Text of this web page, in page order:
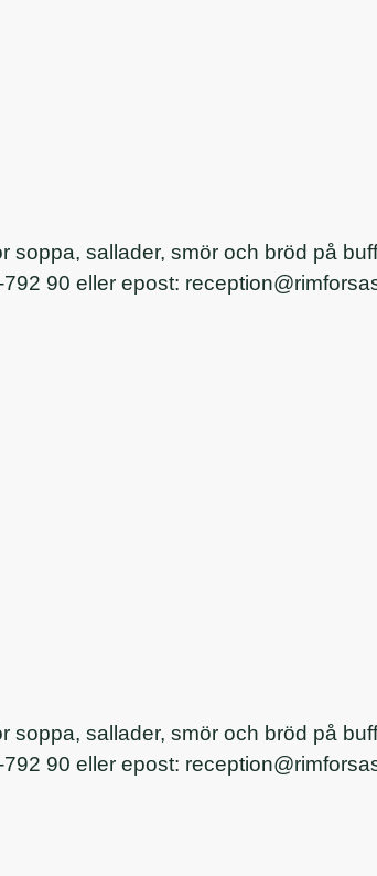
sallader, smör och bröd på
90 eller epost:
sallader, smör och bröd på
90 eller epost: